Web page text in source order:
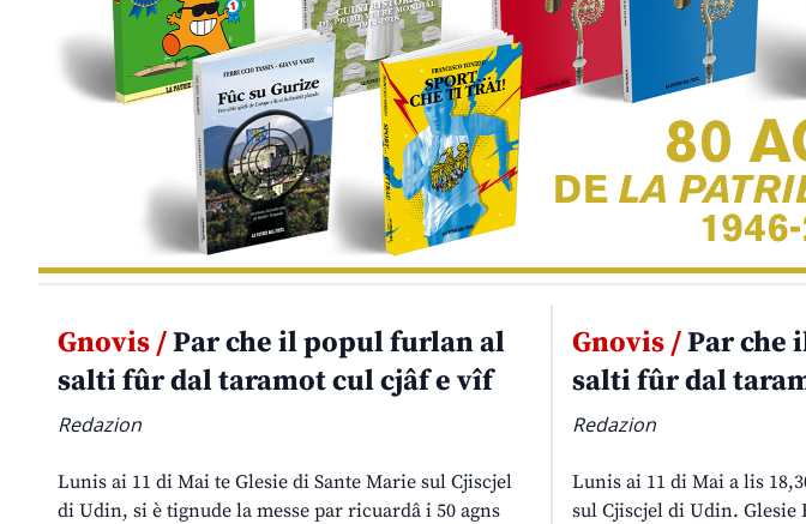
Gnovis /Par che il popul furlan al
salti fûr dal taramot cul cjâf e vîf
Redazion
Lunis ai 11 di Mai te Glesie di Sante Marie sul Cjiscjel
di Udin, si è tignude la messe par ricuardâ i 50 agns
Gnovis /Par che
salti fûr dal
Redazion
Lunis ai 11 di Mai a lis
sul Cjiscjel di Udin.